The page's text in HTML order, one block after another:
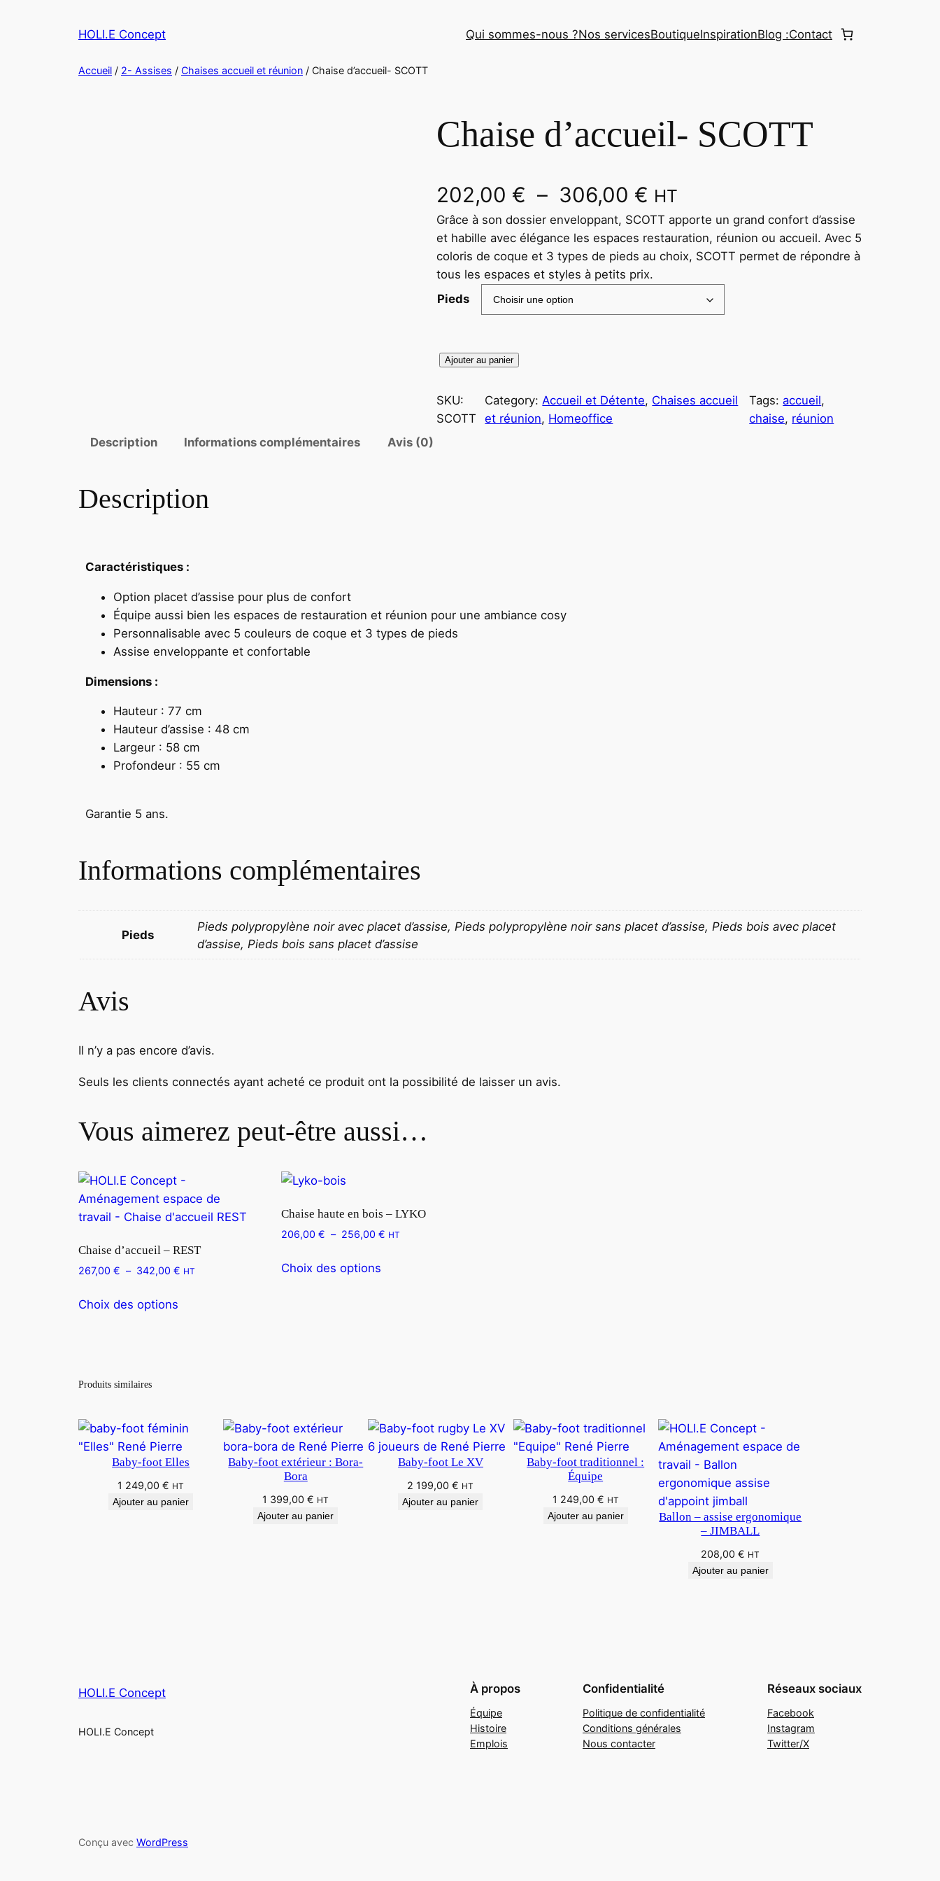
HOLI.E Concept Qui sommes-nous ?Nos servicesBoutiqueInspirationBlog :Contact
Accueil / 2- Assises / Chaises accueil et réunion / Chaise d’accueil- SCOTT
Chaise d’accueil- SCOTT
202,00 € – 306,00 € HT
Grâce à son dossier enveloppant, SCOTT apporte un grand confort d’assise
et habille avec élégance les espaces restauration, réunion ou accueil. Avec 5
coloris de coque et 3 types de pieds au choix, SCOTT permet de répondre à
tous les espaces et styles à petits prix.
Pieds
Ajouter au panier
SKU:
SCOTT
Category:Accueil et Détente, Chaises accueil
et réunion, Homeoffice
Tags:accueil
chaise, réunion
Description
Informations complémentaires Avis (0)
Description
Caractéristiques :
Option placet d’assise pour plus de confort
Équipe aussi bien les espaces de restauration et réunion pour une ambiance cosy
Personnalisable avec 5 couleurs de coque et 3 types de pieds
Assise enveloppante et confortable
Dimensions :
Hauteur : 77 cm
Hauteur d’assise : 48 cm
Largeur : 58 cm
Profondeur : 55 cm
Garantie 5 ans.
Informations complémentaires
Pieds
Pieds polypropylène noir avec placet d’assise, Pieds polypropylène noir sans placet d’assise, Pieds bois avec placet
d’assise, Pieds bois sans placet d’assise
Avis
Il n’y a pas encore d’avis.
Seuls les clients connectés ayant acheté ce produit ont la possibilité de laisser un avis.
Vous aimerez peut-être aussi…
Chaise d’accueil – REST
267,00 € – 342,00 € HT
Choix des options
Chaise haute en bois – LYKO
206,00 € – 256,00 € HT
Choix des options
Produits similaires
Baby-foot Elles
1 249,00€ HT
Ajouter au panier
Baby-foot extérieur : Bora-
Bora
1 399,00€ HT
Ajouter au panier
Baby-foot Le XV
2 199,00€ HT
Ajouter au panier
Baby-foot traditionnel :
Équipe
1 249,00 € HT
Ajouter au panier
Ballon – assise ergonomique
– JIMBALL
208,00€ HT
Ajouter au panier
HOLI.E Concept
HOLI.E Concept
À propos
Équipe
Histoire
Emplois
Confidentialité
Politique de confidentialité
Conditions générales
Nous contacter
Réseaux sociaux
Facebook
Instagram
Twitter/X
Conçu avec WordPress